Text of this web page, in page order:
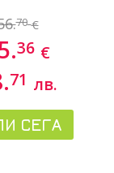
70 €
36 €
71 лв.
СЕГА